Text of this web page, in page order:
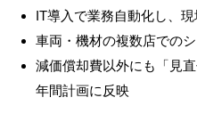
IT導入で業務自動化し、
車両・機材の複数店での
減価償却費以外にも「見
年間計画に反映